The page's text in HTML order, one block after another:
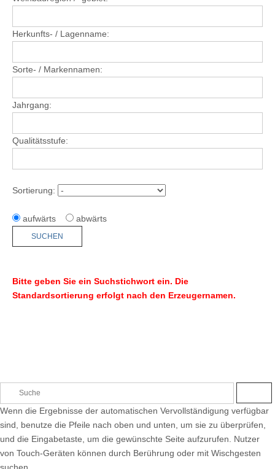
Herkunfts- / Lagenname:
Sorte- / Markennamen:
Jahrgang:
Qualitätsstufe:
Sortierung:
aufwärts abwärts
Bitte geben Sie ein Suchstichwort ein. Die
Standardsortierung erfolgt nach den Erzeugernamen.
e
U
C
E
Wenn die Ergebnisse der automatischen Vervollständigung verfügbar
sind, benutze die Pfeile nach oben und unten, um sie zu überprüfen,
und die Eingabetaste, um die gewünschte Seite aufzurufen. Nutzer
von Touch-Geräten können durch Berührung oder mit Wischgesten